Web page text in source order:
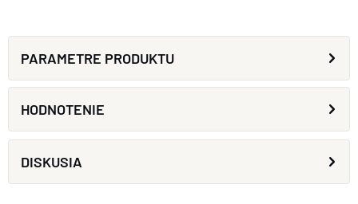
PARAMETRE PRODUKTU
HODNOTENIE
DISKUSIA